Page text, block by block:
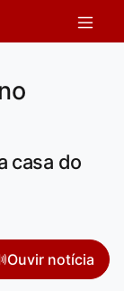
casa do
Ouvir notícia